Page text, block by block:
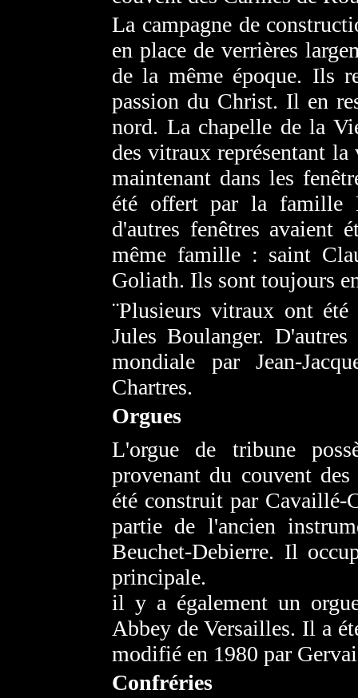
La campagne de
en place de verrières
de la même époque. Ils
passion du Christ. Il en
nord. La chapelle de la
des vitraux représentant
maintenant dans les
été offert par la famille
d'autres fenêtres avaient
même famille : saint
Goliath. Ils sont toujours
¨Plusieurs vitraux ont
Jules Boulanger.
mondiale par Jean-
Chartres.
Orgues
L'orgue de tribune
provenant du couvent
été construit par
partie de l'ancien
Beuchet-Debierre. Il
principale.
il y a également un
Abbey de Versailles. Il a
modifié en 1980 par
Confréries